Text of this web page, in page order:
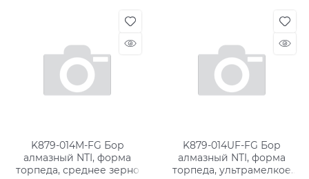
K879-014M-FG Бор
алмазный NTI, форма
торпеда, среднее зерно
K879-014UF-FG Бор
алмазный NTI, форма
торпеда, ультрамелкое